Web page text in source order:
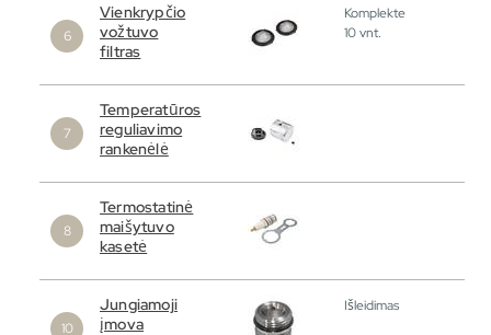
Vienkrypčio
vožtuvo
filtras
Komplekte
10 vnt.
Temperatūros
reguliavimo
rankenėlė
Termostatinė
maišytuvo
kasetė
Jungiamoji
įmova
Išleidimas